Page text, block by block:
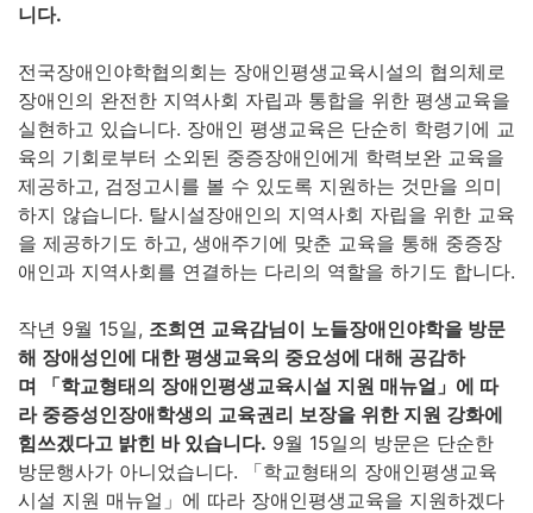
니다.
전국장애인야학협의회는 장애인평생교육시설의 협의체로
장애인의 완전한 지역사회 자립과 통합을 위한 평생교육을
실현하고 있습니다. 장애인 평생교육은 단순히 학령기에 교
육의 기회로부터 소외된 중증장애인에게 학력보완 교육을
제공하고, 검정고시를 볼 수 있도록 지원하는 것만을 의미
하지 않습니다. 탈시설장애인의 지역사회 자립을 위한 교육
을 제공하기도 하고, 생애주기에 맞춘 교육을 통해 중증장
애인과 지역사회를 연결하는 다리의 역할을 하기도 합니다.
작년 9월 15일, 조희연 교육감님이 노들장애인야학을 방문
해 장애성인에 대한 평생교육의 중요성에 대해 공감하
며
「학교형태의 장애인평생교육시설 지원 매뉴얼 」 에 따
라 중증성인장애학생의 교육권리 보장을 위한 지원 강화에
힘쓰겠다고 밝힌 바 있습니다. 9월 15일의 방문은 단순한
방문행사가 아니었습니다. 「학교형태의 장애인평생교육
시설 지원 매뉴얼」에 따라 장애인평생교육을 지원하겠다